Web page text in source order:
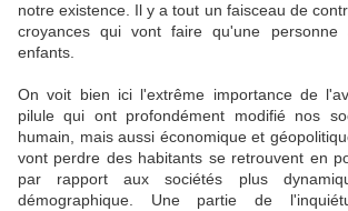
notre existence. Il y a tout un faisceau de
croyances qui vont faire qu'une
enfants.
On voit bien ici l'extrême importance de
pilule qui ont profondément modifié nos
humain, mais aussi économique et
vont perdre des habitants se retrouvent en
par rapport aux sociétés plus
démographique. Une partie de